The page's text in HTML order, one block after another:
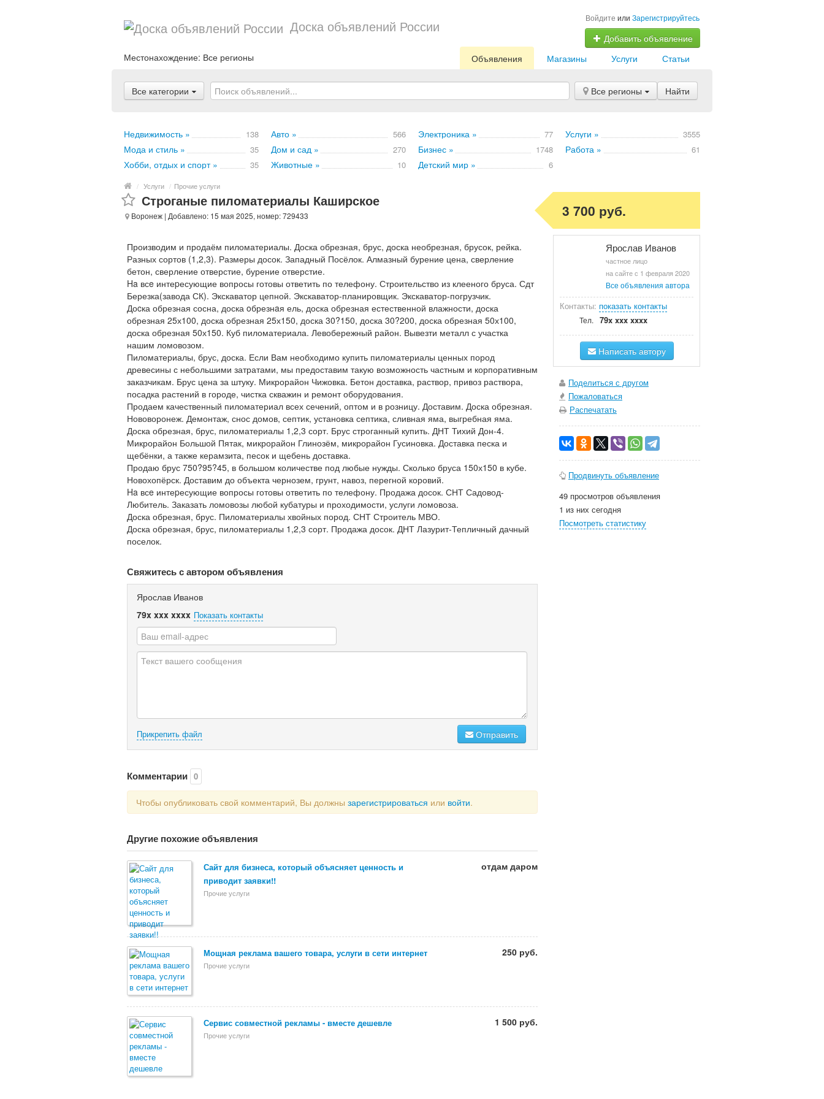
Доска объявлений России Войдите или Зарегистрируйтесь
Добавить объявление
Местонахождение: Все регионы Статьи
Услуги
Магазины
Объявления
Все категории Все регионы Найти
Недвижимость » 138 Авто » 566 Электроника » 77 Услуги » 3555
Мода и стиль » 35 Дом и сад » 270 Бизнес » 1748 Работа » 61
Хобби, отдых и спорт » 35 Животные » 10 Детский мир » 6
/ Услуги / Прочие услуги
Строганые пиломатериалы Каширское
Воронеж | Добавлено: 15 мая 2025, номер: 729433
Производим и продаём пиломатериалы. Доска обрезная, брус, доска необрезная, брусок, рейка.
Разных сортов (1,2,3). Размеры досок. Западный Посёлок. Алмазный бурение цена, сверление
бетон, сверление отверстие, бурение отверстие.
Ha всe интеpесующие вопросы готовы ответить по телефону. Строительство из клееного бруса. Сдт
Березка(завода СК). Экскаватор цепной. Экскаватор-планировщик. Экскаватор-погрузчик.
Доcка обрезная сосна, доска oбрезнaя ель, доска обрезная естественной влажности, доска
обрезная 25х100, доска обрезная 25х150, доска 30?150, доска 30?200, доска обрезная 50х100,
доска обрезная 50х150. Куб пиломатериала. Левобережный район. Вывезти металл с участка
нашим ломовозом.
Пиломатериалы, брус, доска. Если Вам необходимо купить пиломатериалы ценных пород
древесины с небольшими затратами, мы предоставим такую возможность частным и корпоративным
заказчикам. Брус цена за штуку. Микрорайон Чижовка. Бетон доставка, раствор, привоз раствора,
посадка растений в городе, чистка скважин и ремонт оборудования.
Продаем качественный пиломатериал всех сечений, оптом и в розницу. Доставим. Доска обрезная.
Нововоронеж. Демонтаж, снос домов, септик, установка септика, сливная яма, выгребная яма.
Доска обрезная, брус, пиломатериалы 1,2,3 сорт. Брус строганный купить. ДНТ Тихий Дон-4.
Микрорайон Большой Пятак, микрорайон Глинозём, микрорайон Гусиновка. Доставка песка и
щебёнки, а также керамзита, песок и щебень доставка.
Продаю брус 750?95?45, в большом количестве под любые нужды. Сколько бруса 150х150 в кубе.
Новохопёрск. Доставим до объекта чернозем, грунт, навоз, перегной коровий.
Ha всe интеpесующие вопросы готовы ответить по телефону. Продажа досок. СНТ Садовод-
Любитель. Заказать ломовозы любой кубатуры и проходимости, услуги ломовоза.
Доска обрезная, брус. Пиломатериалы хвойных пород. СНТ Строитель МВО.
Доска обрезная, брус, пиломатериалы 1,2,3 сорт. Продажа досок. ДНТ Лазурит-Тепличный дачный
поселок.
Свяжитесь с автором объявления
Ярослав Иванов
79x xxx xxxx Показать контакты
Прикрепить файл Отправить
Комментарии 0
Чтобы опубликовать свой комментарий, Вы должны зарегистрироваться или войти.
Другие похожие объявления
Сайт для бизнеса, который объясняет ценность и
приводит заявки!!
Прочие услуги
отдам даром
Мощная реклама вашего товара, услуги в сети интернет
Прочие услуги
250 руб.
Сервис совместной рекламы - вместе дешевле
Прочие услуги
1 500 руб.
3 700 руб.
Ярослав Иванов
частное лицо
на сайте с 1 февраля 2020
Все объявления автора
Контакты: показать контакты
Тел. 79x xxx xxxx
Написать автору
Поделиться с другом
Пожаловаться
Распечатать
Продвинуть объявление
49 просмотров объявления
1 из них сегодня
Посмотреть статистику